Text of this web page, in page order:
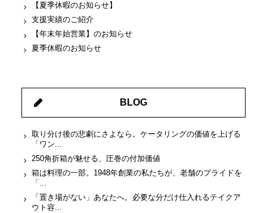
【夏季休暇のお知らせ】
支援実績のご紹介
【年末年始営業】のお知らせ
夏季休暇のお知らせ
BLOG
取り分け後の悲劇にさよなら。ケータリングの価値を上げる
「ワン...
250角折箱が魅せる、圧巻の付加価値
箱は料理の一部。1948年創業の私たちが、老舗のプライドを
「...
「置き場がない」あなたへ。必要な分だけ仕入れるテイクア
ウト容...